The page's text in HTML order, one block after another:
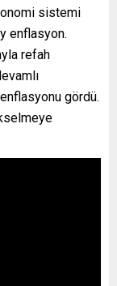
sistemi
enflasyon.
refah
gördü.